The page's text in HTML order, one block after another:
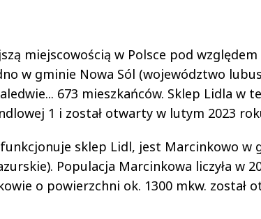
miejscowością w Polsce pod
w gminie Nowa Sól (województwo
673 mieszkańców. Sklep Lidla w
1 i został otwarty w lutym 2023
sklep Lidl, jest Marcinkowo w
Populacja Marcinkowa liczyła w
o powierzchni ok. 1300 mkw. został